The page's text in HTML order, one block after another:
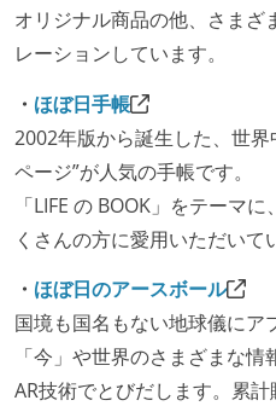
オリジナル商品の他、さまざ
レーションしています。
・ ほぼ日手帳
2002年版から誕生した、世
ページ”が人気の手帳です。
「LIFE の BOOK」をテーマ
くさんの方に愛用いただいて
・ ほぼ日のアースボール
国境も国名もない地球儀にア
「今」や世界のさまざまな情
AR技術でとびだします。累